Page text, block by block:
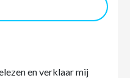
en verklaar mij